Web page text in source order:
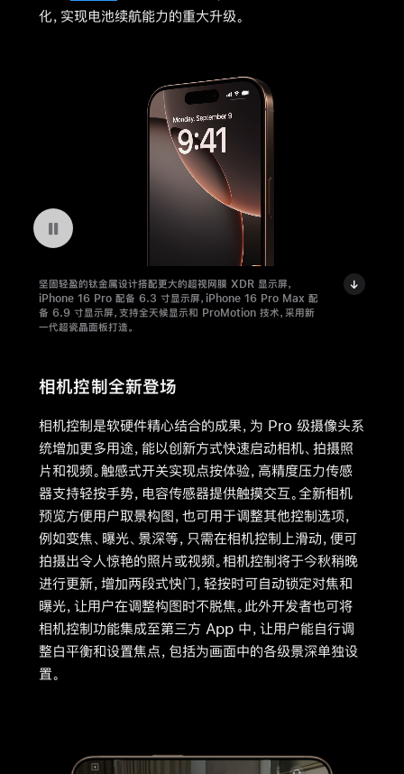
化，实现电池续航能力的重大升级。
暂停播放视频 轻巧耐用的 iPhone 16 Pro
坚固轻盈的钛金属设计搭配更大的超视网膜 XDR 显示屏，
iPhone 16 Pro 配备 6.3 寸显示屏，iPhone 16 Pro Max 配
备 6.9 寸显示屏，支持全天候显示和 ProMotion 技术，采用新
一代超瓷晶面板打造。
相机控制全新登场
相机控制是软硬件精心结合的成果，为 Pro 级摄像头系
统增加更多用途，能以创新方式快速启动相机、拍摄照
片和视频。触感式开关实现点按体验，高精度压力传感
器支持轻按手势，电容传感器提供触摸交互。全新相机
预览方便用户取景构图，也可用于调整其他控制选项，
例如变焦、曝光、景深等，只需在相机控制上滑动，便可
拍摄出令人惊艳的照片或视频。相机控制将于今秋稍晚
进行更新，增加两段式快门，轻按时可自动锁定对焦和
曝光，让用户在调整构图时不脱焦。此外开发者也可将
相机控制功能集成至第三方 App 中，让用户能自行调
整白平衡和设置焦点，包括为画面中的各级景深单独设
置。